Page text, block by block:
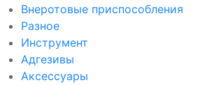
Внеротовые приспособления
Разное
Инструмент
Адгезивы
Аксессуары